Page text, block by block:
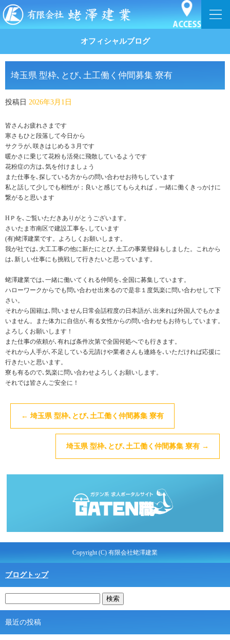
オフィシャルブログ
埼玉県 型枠､とび､土工働く仲間募集 寮有
投稿日 2026年3月1日
皆さんお疲れさまです
寒さもひと段落して今日から
サクラが､咲きはじめる３月です
暖かさに乗じて花粉も活発に飛散しているようです
花粉症の方は､気を付けましょう
また仕事を､探している方からの問い合わせお待ちしています
私と話して少しでも相性が；良いと感じてもらえれば，一緒に働くきっかけに
繋がると思います
HＰを､ご覧いただきありがとうございます。
さいたま市南区で建設工事を､しています
(有)蛯澤建業です。よろしくお願いします。
我が社では､大工工事の他に新たにとび､土工の事業登録もしました。これから
は､新しい仕事にも挑戦して行きたいと思っています。
蛯澤建業では､一緒に働いてくれる仲間を､全国に募集しています。
ハローワークからでも問い合わせ出来るので是非１度気楽に問い合わせして下
さい。
それから国籍は､問いません日常会話程度の日本語が､出来れば外国人でもかま
いません。また体力に自信が､有る女性からの問い合わせもお待ちしています。
よろしくお願いします！
また仕事の依頼が､有れば条件次第で全国何処へでも行きます。
それから人手が､不足している元請けや業者さんも連絡を､いただければ応援に
行きたいと思います。
寮も有るので､気楽に問い合わせよろしくお願いします。
それでは皆さんご安全に！
← 埼玉県 型枠､とび､土工働く仲間募集 寮有
埼玉県 型枠､とび､土工働く仲間募集 寮有 →
Copyright (C) 有限会社蛯澤建業
ブログトップ
最近の投稿